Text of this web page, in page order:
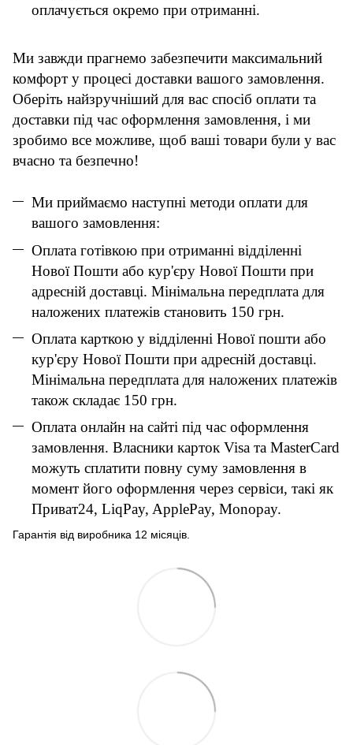
оплачується окремо при отриманні.
Ми завжди прагнемо забезпечити максимальний
комфорт у процесі доставки вашого замовлення.
Оберіть найзручніший для вас спосіб оплати та
доставки під час оформлення замовлення, і ми
зробимо все можливе, щоб ваші товари були у вас
вчасно та безпечно!
Ми приймаємо наступні методи оплати для
вашого замовлення:
Оплата готівкою при отриманні відділенні
Нової Пошти або кур'єру Нової Пошти при
адресній доставці. Мінімальна передплата для
наложених платежів становить 150 грн.
Оплата карткою у відділенні Нової пошти або
кур'єру Нової Пошти при адресній доставці.
Мінімальна передплата для наложених платежів
також складає 150 грн.
Оплата онлайн на сайті під час оформлення
замовлення. Власники карток Visa та MasterCard
можуть сплатити повну суму замовлення в
момент його оформлення через сервіси, такі як
Приват24, LiqPay, ApplePay, Monopay.
Гарантія від виробника 12 місяців.